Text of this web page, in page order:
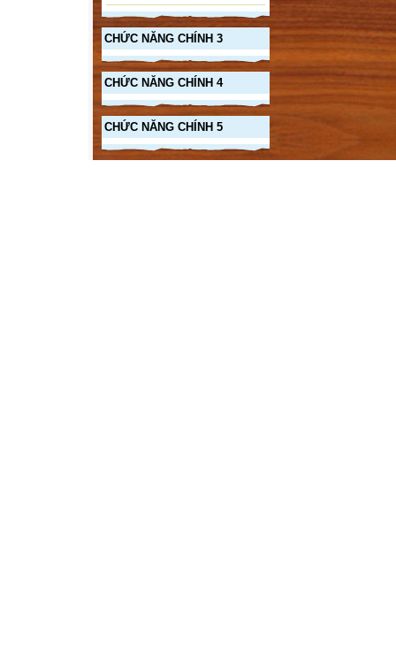
CHỨC NĂNG CHÍNH 3
CHỨC NĂNG CHÍNH 4
CHỨC NĂNG CHÍNH 5